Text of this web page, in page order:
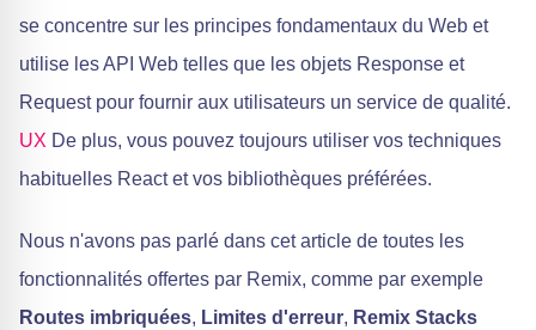
se concentre sur les principes fondamentaux du Web et
utilise les API Web telles que les objets Response et
Request pour fournir aux utilisateurs un service de qualité.
UX De plus, vous pouvez toujours utiliser vos techniques
habituelles React et vos bibliothèques préférées.
Nous n'avons pas parlé dans cet article de toutes les
fonctionnalités offertes par Remix, comme par exemple
Routes imbriquées, Limites d'erreur, Remix Stacks